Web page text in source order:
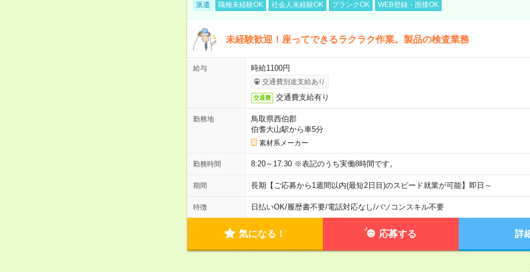
派遣 職種未経験OK 社会人未経験OK ブランクOK WEB登録・面接OK
未経験歓迎！座ってできるラクラク作業。製品の検査業務
給与 時給1100円
交通費別途支給あり
交通費 交通費支給有り
勤務地
鳥取県西伯郡
伯耆大山駅から車5分
素材系メーカー
勤務時間 8:20～17:30 ※表記のうち実働8時間です。
期間 長期【ご応募から1週間以内(最短2日目)のスピード就業が可能】即日～
特徴 日払いOK/履歴書不要/電話対応なし/パソコンスキル不要
気になる！ 応募する 詳